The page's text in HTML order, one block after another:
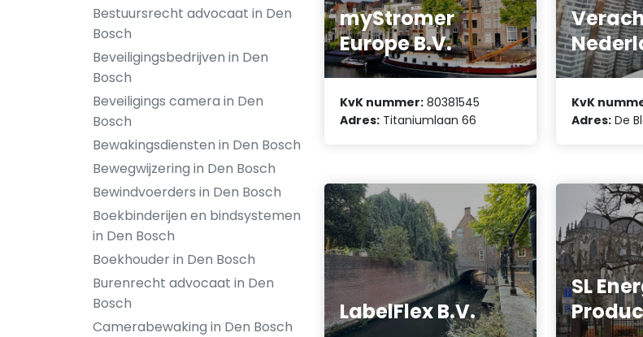
Bestuursrecht advocaat in Den
Bosch
Beveiligingsbedrijven in Den
Bosch
Beveiligings camera in Den
Bosch
Bewakingsdiensten in Den Bosch
Bewegwijzering in Den Bosch
Bewindvoerders in Den Bosch
Boekbinderijen en bindsystemen
in Den Bosch
Boekhouder in Den Bosch
Burenrecht advocaat in Den
Bosch
Camerabewaking in Den Bosch
myStromer
Europe B.V.
KvK nummer: 80381545
Adres: Titaniumlaan 66
KvK
Adres: De
LabelFlex B.V.
SL